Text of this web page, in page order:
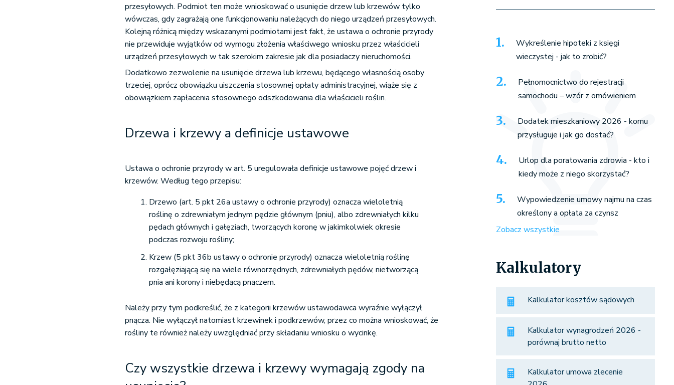
przesyłowych. Podmiot ten może wnioskować o usunięcie drzew lub krzewów tylko
wówczas, gdy zagrażają one funkcjonowaniu należących do niego urządzeń przesyłowych.
Kolejną różnicą między wskazanymi podmiotami jest fakt, że ustawa o ochronie przyrody
nie przewiduje wyjątków od wymogu złożenia właściwego wniosku przez właścicieli
urządzeń przesyłowych w tak szerokim zakresie jak dla posiadaczy nieruchomości.
Dodatkowo zezwolenie na usunięcie drzewa lub krzewu, będącego własnością osoby
trzeciej, oprócz obowiązku uiszczenia stosownej opłaty administracyjnej, wiąże się z
obowiązkiem zapłacenia stosownego odszkodowania dla właścicieli roślin.
Drzewa i krzewy a definicje ustawowe
Ustawa o ochronie przyrody w art. 5 uregulowała definicje ustawowe pojęć drzew i
krzewów. Według tego przepisu:
Drzewo (art. 5 pkt 26a ustawy o ochronie przyrody) oznacza wieloletnią
roślinę o zdrewniałym jednym pędzie głównym (pniu), albo zdrewniałych kilku
pędach głównych i gałęziach, tworzących koronę w jakimkolwiek okresie
podczas rozwoju rośliny;
Krzew (5 pkt 36b ustawy o ochronie przyrody) oznacza wieloletnią roślinę
rozgałęziającą się na wiele równorzędnych, zdrewniałych pędów, nietworzącą
pnia ani korony i niebędącą pnączem.
Należy przy tym podkreślić, że z kategorii krzewów ustawodawca wyraźnie wyłączył
pnącza. Nie wyłączył natomiast krzewinek i podkrzewów, przez co można wnioskować, że
rośliny te również należy uwzględniać przy składaniu wniosku o wycinkę.
Czy wszystkie drzewa i krzewy wymagają zgody na
Wykreślenie hipoteki z księgi
wieczystej - jak to zrobić?
Pełnomocnictwo do rejestracji
samochodu – wzór z omówieniem
Dodatek mieszkaniowy 2026 - komu
przysługuje i jak go dostać?
Urlop dla poratowania zdrowia - kto i
kiedy może z niego skorzystać?
Wypowiedzenie umowy najmu na czas
określony a opłata za czynsz
Zobacz wszystkie
Kalkulatory
Kalkulator kosztów sądowych
Kalkulator wynagrodzeń 2026 -
porównaj brutto netto
Kalkulator umowa zlecenie